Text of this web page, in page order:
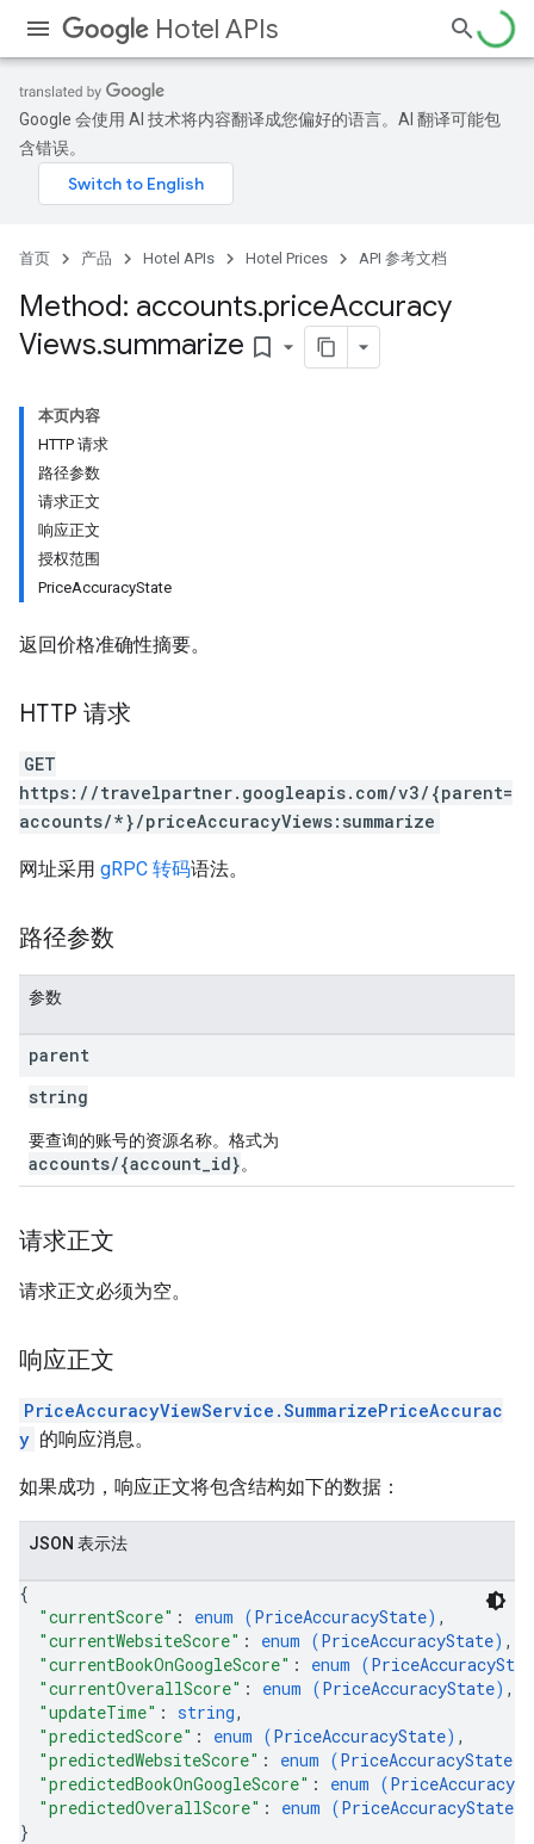
Hotel APIs
Google 会使用 AI 技术将内容翻译成您偏好的语言。AI 翻译可能包
含错误。
首页 产品 Hotel APIs Hotel Prices API 参考文档
Method: accounts.priceAccuracy
Views.summarize bookmark_border
本页内容
HTTP 请求
路径参数
请求正文
响应正文
授权范围
PriceAccuracyState
返回价格准确性摘要。
HTTP 请求
GET
https://travelpartner.googleapis.com/v3/{parent=
accounts/*}/priceAccuracyViews:summarize
网址采用 gRPC 转码语法。
路径参数
参数
parent
string
要查询的账号的资源名称。格式为
accounts/{account_id}。
请求正文
请求正文必须为空。
响应正文
PriceAccuracyViewService.SummarizePriceAccurac
y 的响应消息。
如果成功，响应正文将包含结构如下的数据：
JSON 表示法
{
"currentScore" : enum (PriceAccuracyState) ,
"currentWebsiteScore" : enum (PriceAccuracyState) ,
"currentBookOnGoogleScore" : enum (
"currentOverallScore" : enum (PriceAccuracyState) ,
"updateTime" : string,
"predictedScore" : enum (PriceAccuracyState) ,
"predictedWebsiteScore" : enum (PriceAccuracyState
"predictedBookOnGoogleScore" : enum (
"predictedOverallScore" : enum (PriceAccuracyState
}